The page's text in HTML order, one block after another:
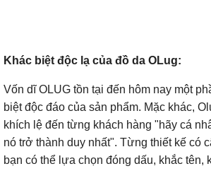
Khác biệt độc lạ của đồ da OLug:
Vốn dĩ OLUG tồn tại đến hôm nay một
biệt độc đáo của sản phẩm. Mặc khác,
khích lệ đến từng khách hàng "hãy cá
nó trở thành duy nhất". Từng thiết kế có
bạn có thể lựa chọn đóng dấu, khắc tên,